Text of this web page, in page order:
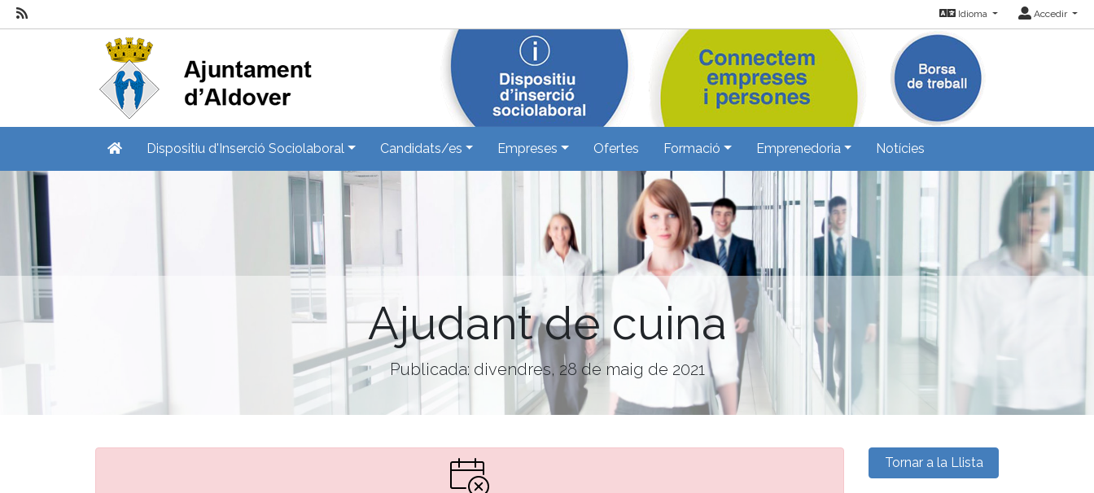
Idioma Accedir
Dispositiu d'Inserció Sociolaboral Candidats/es Empreses Ofertes Formació Emprenedoria Notícies
Ajudant de cuina
Publicada: divendres, 28 de maig de 2021
Tornar a la Llista